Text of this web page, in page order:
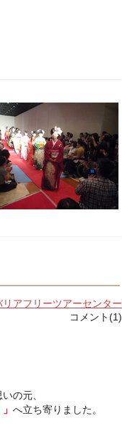
アフリーツアーセンター
コメント(1)
の元、
へ立ち寄りました。